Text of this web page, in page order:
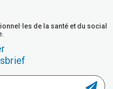
de la santé et du social